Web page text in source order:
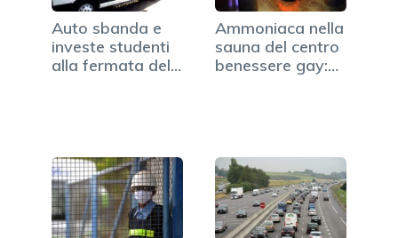
Auto sbanda e
investe studenti
alla fermata del
Ammoniaca nella
sauna del centro
benessere gay: